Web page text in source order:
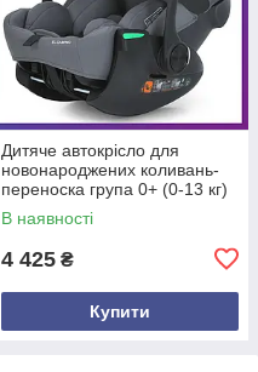
Дитяче автокрісло для
новонароджених коливань-
переноска група 0+ (0-13 кг)
El Camino i-FLOW ME 1198
Gray Сірий
В наявності
4 425 ₴
Купити